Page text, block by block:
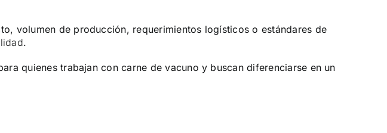
volumen de producción, requerimientos logísticos o estándares de
.
quienes trabajan con carne de vacuno y buscan diferenciarse en un